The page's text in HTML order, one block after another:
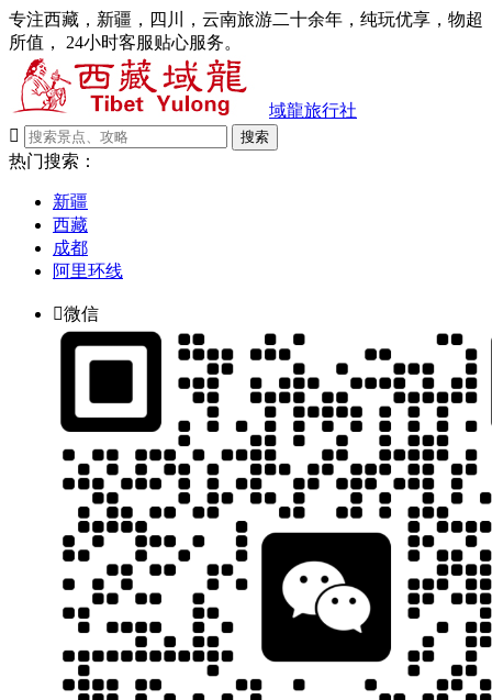
专注西藏，新疆，四川，云南旅游二十余年，纯玩优享，物超
所值， 24小时客服贴心服务。
域龍旅行社

搜索
热门搜索：
新疆
西藏
成都
阿里环线
微信